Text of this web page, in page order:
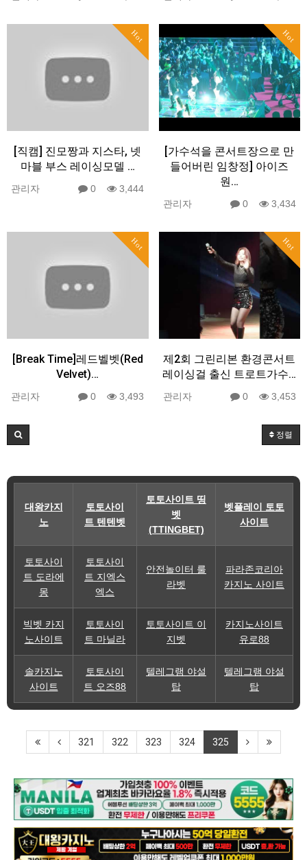
Hot
[직캠] 진모짱과 지스타, 넷
마블 부스 레이싱모델 …
관리자 0 3,444
Hot
[가수석을 콘서트장으로 만
들어버린 임창정] 아이즈
원…
관리자 0 3,434
Hot
[Break Time]레드벨벳(Red
Velvet)…
관리자 0 3,493
Hot
제2회 그린리본 환경콘서트
레이싱걸 출신 트로트가수…
관리자 0 3,453
정렬
대왕카지
노
토토사이
트 텐텐벳
토토사이트 띵
벳
(TTINGBET)
벳플레이 토토
사이트
토토사이
트 도라에
몽
토토사이
트 지엑스
엑스
안전놀이터 룰
라벳
파라존코리아
카지노 사이트
빅벳 카지
노사이트
토토사이
트 마닐라
토토사이트 이
지벳
카지노사이트
유로88
솔카지노
사이트
토토사이
트 오즈88
텔레그램 야설
탑
텔레그램 야설
탑
321 322 323 324 325